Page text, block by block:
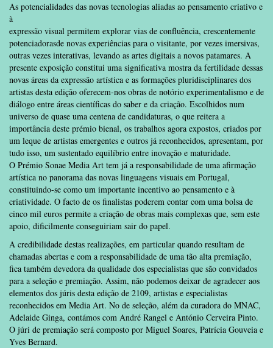
As potencialidades das novas tecnologias aliadas ao pensamento criativo e
à
expressão visual permitem explorar vias de confluência, crescentemente
potenciadorasde novas experiências para o visitante, por vezes imersivas,
outras vezes interativas, levando as artes digitais a novos patamares. A
presente exposição constitui uma significativa mostra da fertilidade dessas
novas áreas da expressão artística e as formações pluridisciplinares dos
artistas desta edição oferecem-nos obras de notório experimentalismo e de
diálogo entre áreas científicas do saber e da criação. Escolhidos num
universo de quase uma centena de candidaturas, o que reitera a
importância deste prémio bienal, os trabalhos agora expostos, criados por
um leque de artistas emergentes e outros já reconhecidos, apresentam, por
tudo isso, um sustentado equilíbrio entre inovação e maturidade.
O Prémio Sonae Media Art tem já a responsabilidade de uma afirmação
artística no panorama das novas linguagens visuais em Portugal,
constituindo-se como um importante incentivo ao pensamento e à
criatividade. O facto de os finalistas poderem contar com uma bolsa de
cinco mil euros permite a criação de obras mais complexas que, sem este
apoio, dificilmente conseguiriam sair do papel.
A credibilidade destas realizações, em particular quando resultam de
chamadas abertas e com a responsabilidade de uma tão alta premiação,
fica também devedora da qualidade dos especialistas que são convidados
para a seleção e premiação. Assim, não podemos deixar de agradecer aos
elementos dos júris desta edição de 2109, artistas e especialistas
reconhecidos em Media Art. No de seleção, além da curadora do MNAC,
Adelaide Ginga, contámos com André Rangel e António Cerveira Pinto.
O júri de premiação será composto por Miguel Soares, Patrícia Gouveia e
Yves Bernard.